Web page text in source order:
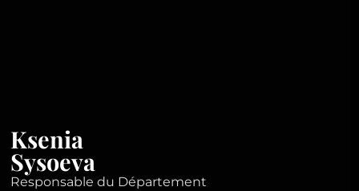
Ksenia
Sysoeva
Responsable du Département